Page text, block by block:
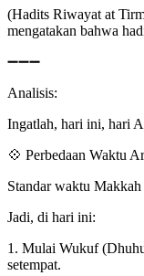
(Hadits Riwayat at
mengatakan bahwa
➖➖➖
Analisis:
Ingatlah, hari ini, hari
💠 Perbedaan Waktu
Standar waktu
Jadi, di hari ini:
1. Mulai Wukuf
setempat.